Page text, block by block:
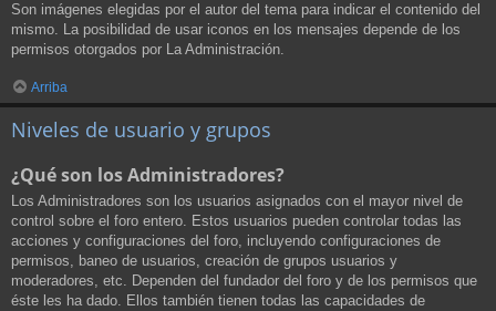
Son imágenes elegidas por el autor del tema para indicar el contenido del
mismo. La posibilidad de usar iconos en los mensajes depende de los
permisos otorgados por La Administración.
Arriba
Niveles de usuario y grupos
¿Qué son los Administradores?
Los Administradores son los usuarios asignados con el mayor nivel de
control sobre el foro entero. Estos usuarios pueden controlar todas las
acciones y configuraciones del foro, incluyendo configuraciones de
permisos, baneo de usuarios, creación de grupos usuarios y
moderadores, etc. Dependen del fundador del foro y de los permisos que
éste les ha dado. Ellos también tienen todas las capacidades de